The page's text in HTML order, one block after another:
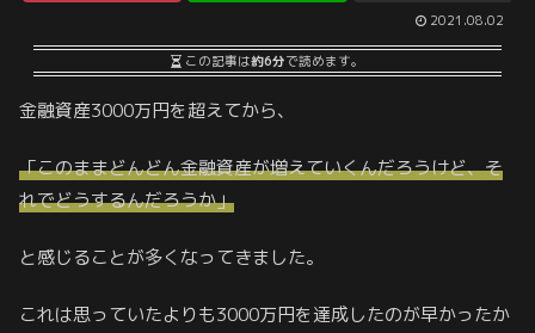
2021.08.02
この記事は約6分で読めます。
金融資産3000万円を超えてから、
「このままどんどん金融資産が増えていくんだろうけど、そ
れでどうするんだろうか」
と感じることが多くなってきました。
これは思っていたよりも3000万円を達成したのが早かったか